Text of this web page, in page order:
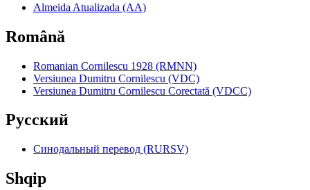
Almeida Atualizada (AA)
Română
Romanian Cornilescu 1928 (RMNN)
Versiunea Dumitru Cornilescu (VDC)
Versiunea Dumitru Cornilescu Corectată (VDCC)
Pyccкий
Синодальный перевод (RURSV)
Shqip